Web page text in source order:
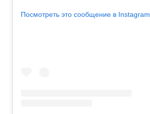
Посмотреть это сообщение в Instagram